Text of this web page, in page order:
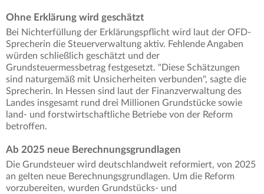
Ohne Erklärung wird geschätzt
Bei Nichterfüllung der Erklärungspflicht wird laut der OFD-
Sprecherin die Steuerverwaltung aktiv. Fehlende Angaben
würden schließlich geschätzt und der
Grundsteuermessbetrag festgesetzt. "Diese Schätzungen
sind naturgemäß mit Unsicherheiten verbunden", sagte die
Sprecherin. In Hessen sind laut der Finanzverwaltung des
Landes insgesamt rund drei Millionen Grundstücke sowie
land- und forstwirtschaftliche Betriebe von der Reform
betroffen.
Ab 2025 neue Berechnungsgrundlagen
Die Grundsteuer wird deutschlandweit reformiert, von 2025
an gelten neue Berechnungsgrundlagen. Um die Reform
vorzubereiten, wurden Grundstücks- und